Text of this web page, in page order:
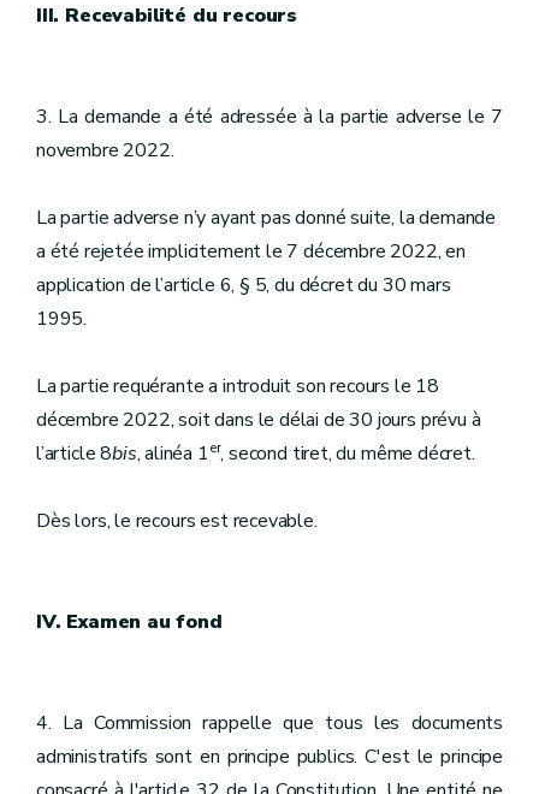
III. Recevabilité du recours
3. La demande a été adressée à la partie adverse le 7
novembre 2022.
La partie adverse n’y ayant pas donné suite, la demande
a été rejetée implicitement le 7 décembre 2022, en
application de l’article 6, § 5, du décret du 30 mars
1995.
La partie requérante a introduit son recours le 18
décembre 2022, soit dans le délai de 30 jours prévu à
l’article 8bis, alinéa 1er, second tiret, du même décret.
Dès lors, le recours est recevable.
IV. Examen au fond
4. La Commission rappelle que tous les documents
administratifs sont en principe publics. C'est le principe